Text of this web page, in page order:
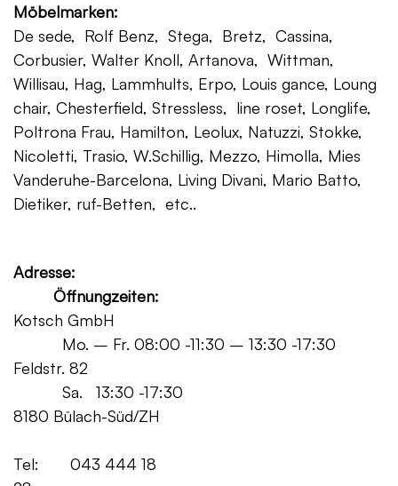
Möbelmarken:
De sede, Rolf Benz, Stega, Bretz, Cassina,
Corbusier, Walter Knoll, Artanova, Wittman,
Willisau, Hag, Lammhults, Erpo, Louis gance, Loung
chair, Chesterfield, Stressless, line roset, Longlife,
Poltrona Frau, Hamilton, Leolux, Natuzzi, Stokke,
Nicoletti, Trasio, W.Schillig, Mezzo, Himolla, Mies
Vanderuhe-Barcelona, Living Divani, Mario Batto,
Dietiker, ruf-Betten, etc..
Adresse:
Öffnungzeiten:
Kotsch GmbH
Mo. – Fr. 08:00 -11:30 – 13:30 -17:30
Feldstr. 82
Sa. 13:30 -17:30
8180 Bülach-Süd/ZH
Tel: 043 444 18